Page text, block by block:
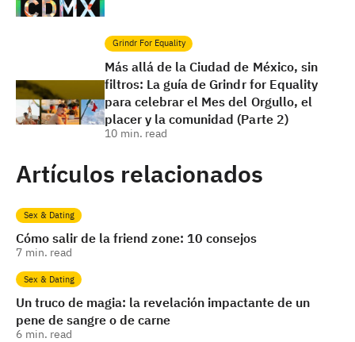
Grindr For Equality
Más allá de la Ciudad de México, sin
filtros: La guía de Grindr for Equality
para celebrar el Mes del Orgullo, el
placer y la comunidad (Parte 2)
10 min. read
Artículos relacionados
Sex & Dating
Cómo salir de la friend zone: 10 consejos
7 min. read
Sex & Dating
Un truco de magia: la revelación impactante de un
pene de sangre o de carne
6 min. read